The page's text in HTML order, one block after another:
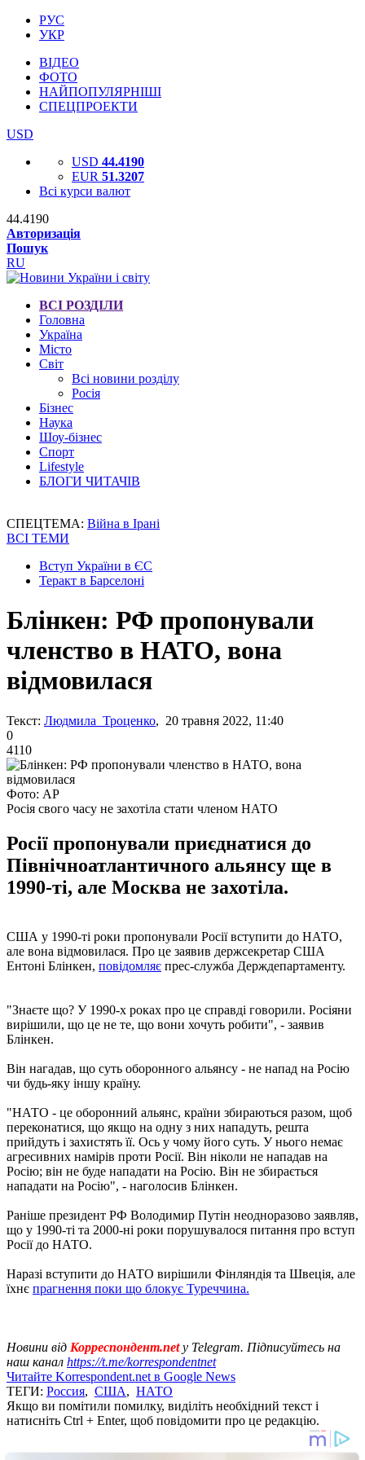
РУС
УКР
ВІДЕО
ФОТО
НАЙПОПУЛЯРНІШІ
СПЕЦПРОЕКТИ
USD
USD 44.4190
EUR 51.3207
Всі курси валют
44.4190
Авторизація
Пошук
RU
ВСІ РОЗДІЛИ
Головна
Україна
Місто
Світ
Всі новини розділу
Росія
Бізнес
Наука
Шоу-бізнес
Спорт
Lifestyle
БЛОГИ ЧИТАЧІВ
СПЕЦТЕМА: Війна в Ірані
ВСІ ТЕМИ
Вступ України в ЄС
Теракт в Барселоні
Блінкен: РФ пропонували
членство в НАТО, вона
відмовилася
Текст: Людмила Троценко, 20 травня 2022, 11:40
0
4110
Фото: AP
Росія свого часу не захотіла стати членом НАТО
Росії пропонували приєднатися до
Північноатлантичного альянсу ще в
1990-ті, але Москва не захотіла.
США у 1990-ті роки пропонували Росії вступити до НАТО,
але вона відмовилася. Про це заявив держсекретар США
Ентоні Блінкен, повідомляє прес-служба Держдепартаменту.
"Знаєте що? У 1990-х роках про це справді говорили. Росіяни
вирішили, що це не те, що вони хочуть робити", - заявив
Блінкен.
Він нагадав, що суть оборонного альянсу - не напад на Росію
чи будь-яку іншу країну.
"НАТО - це оборонний альянс, країни збираються разом, щоб
переконатися, що якщо на одну з них нападуть, решта
прийдуть і захистять її. Ось у чому його суть. У нього немає
агресивних намірів проти Росії. Він ніколи не нападав на
Росію; він не буде нападати на Росію. Він не збирається
нападати на Росію", - наголосив Блінкен.
Раніше президент РФ Володимир Путін неодноразово заявляв,
що у 1990-ті та 2000-ні роки порушувалося питання про вступ
Росії до НАТО.
Наразі вступити до НАТО вирішили Фінляндія та Швеція, але
їхнє прагнення поки що блокує Туреччина.
Новини від Корреспондент.netу Telegram. Підписуйтесь на
наш канал https://t.me/korrespondentnet
Читайте Korrespondent.net в Google News
ТЕГИ: Россия, США, НАТО
Якщо ви помітили помилку, виділіть необхідний текст і
натисніть Ctrl + Enter, щоб повідомити про це редакцію.